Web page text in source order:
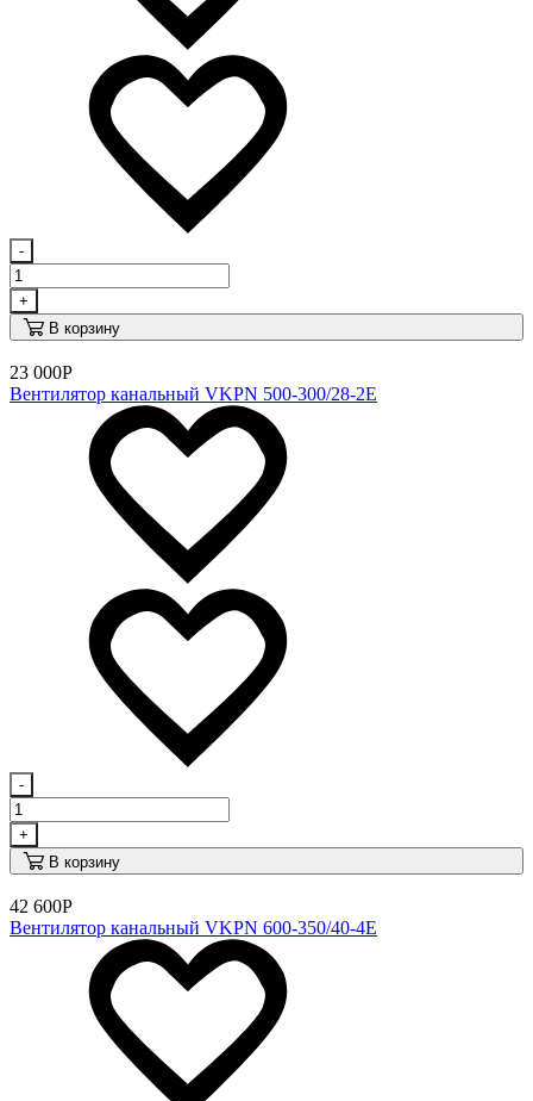
-
+
В корзину
23 000Р
Вентилятор канальный VKPN 500-300/28-2E
-
+
В корзину
42 600Р
Вентилятор канальный VKPN 600-350/40-4E